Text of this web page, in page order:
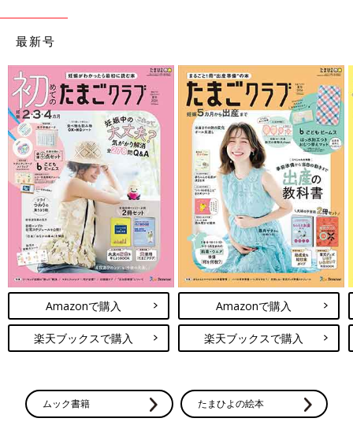
最新号
Amazonで購入
楽天ブックスで購入
Amazonで購入
楽天ブックスで購入
ムック書籍 たまひよの絵本